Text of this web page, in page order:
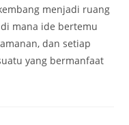
menjadi ruang
mana ide bertemu
dan setiap
yang bermanfaat